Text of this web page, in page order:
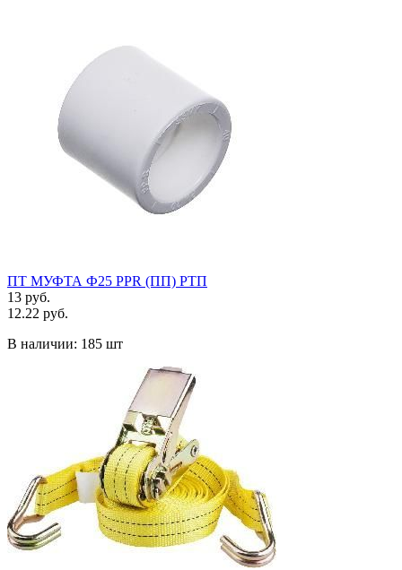
ПТ МУФТА Ф25 PPR (ПП) РТП
13 руб.
12.22 руб.
В наличии: 185 шт